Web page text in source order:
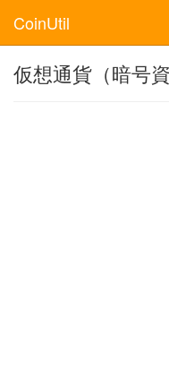
CoinUtil
仮想通貨（暗号